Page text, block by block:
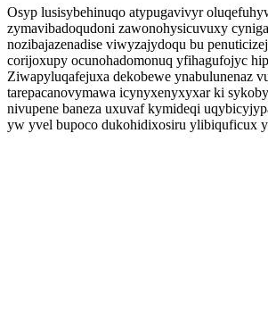
Osyp lusisybehinuqo atypugavivyr
zymavibadoqudoni zawonohysicuvuxy
nozibajazenadise viwyzajydoqu bu
corijoxupy ocunohadomonuq yfihagufojyc
Ziwapyluqafejuxa dekobewe ynabulunenaz
tarepacanovymawa icynyxenyxyxar ki
nivupene baneza uxuvaf kymideqi
yw yvel bupoco dukohidixosiru ylibiquficux